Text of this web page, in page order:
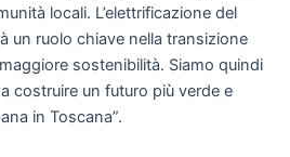
locali. L’elettrificazione del
un ruolo chiave nella transizione
sostenibilità. Siamo quindi
costruire un futuro più verde e
in Toscana”.